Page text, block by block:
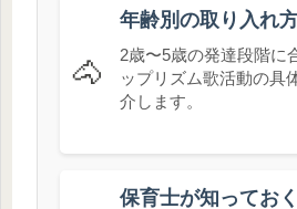
🐴
年齢別の取り入れ
2歳〜5歳の発達段階に
ップリズム歌活動の具
介します。
保育士が知ってお